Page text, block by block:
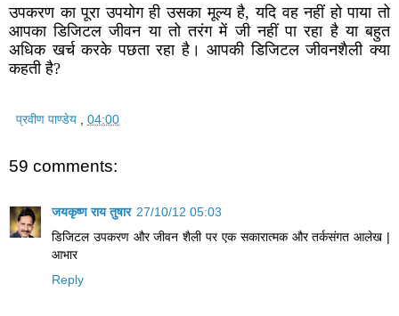
उपकरण का पूरा उपयोग ही उसका मूल्य है, यदि वह नहीं हो पाया तो
आपका डिजिटल जीवन या तो तरंग में जी नहीं पा रहा है या बहुत
अधिक खर्च करके पछता रहा है। आपकी डिजिटल जीवनशैली क्या
कहती है?
प्रवीण पाण्डेय 04:00
59 comments:
जयकृष्ण राय तुषार 27/10/12 05:03
डिजिटल उपकरण और जीवन शैली पर एक सकारात्मक और तर्कसंगत आलेख |
आभार
Reply